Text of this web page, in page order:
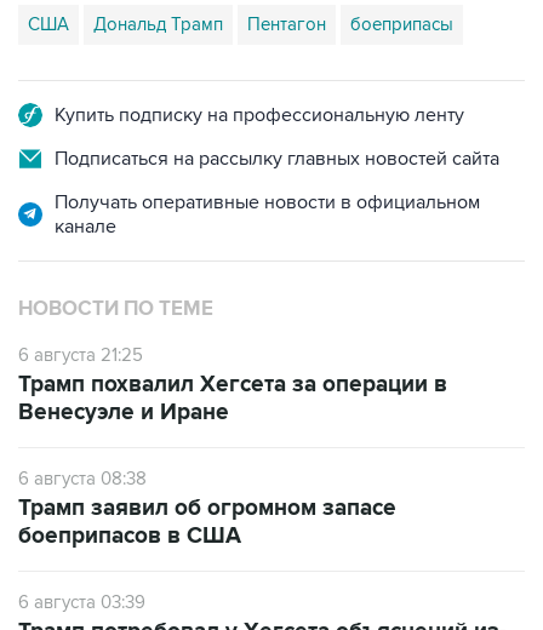
США Дональд Трамп Пентагон боеприпасы
Купить подписку на профессиональную ленту
Подписаться на рассылку главных новостей сайта
Получать оперативные новости в официальном
канале
НОВОСТИ ПО ТЕМЕ
6 августа 21:25
Трамп похвалил Хегсета за операции в
Венесуэле и Иране
6 августа 08:38
Трамп заявил об огромном запасе
боеприпасов в США
6 августа 03:39